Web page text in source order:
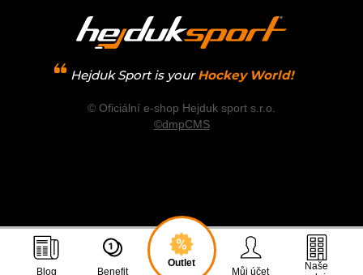
Hejduk Sport is your Hockey World!
© Oficiální e-shop Hejduk sport s.r.o.
©dmpCMS
Blog Benefit
Outlet
Můj účet
Naše